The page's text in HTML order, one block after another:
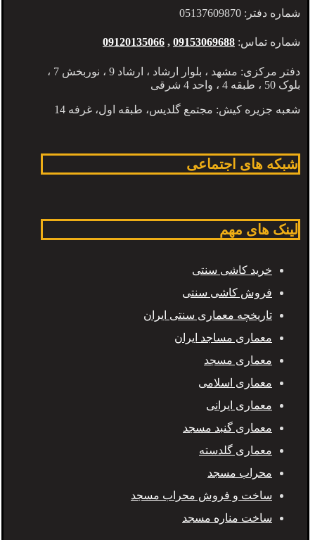
شماره دفتر: 05137609870
شماره تماس: 09153069688
,
09120135066
دفتر مرکزی: مشهد ، بلوار ارشاد ، ارشاد 9 ، نوربخش 7 ،
بلوک 50 ، طبقه 4 ، واحد 4 شرقی
شعبه جزیره کیش: مجتمع گلدیس، طبقه اول، غرفه 14
شبکه های اجتماعی
لینک های مهم
خرید کاشی سنتی
فروش کاشی سنتی
تاریخچه معماری سنتی ایران
معماری مساجد ایران
معماری مسجد
معماری اسلامی
معماری ایرانی
معماری گنبد مسجد
معماری گلدسته
محراب مسجد
ساخت و فروش محراب مسجد
ساخت مناره مسجد